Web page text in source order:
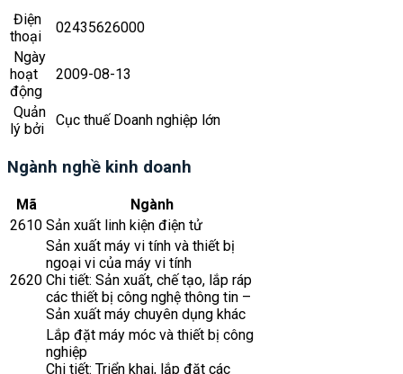
Điện
thoại
02435626000
Ngày
hoạt
động
2009-08-13
Quản
lý bởi
Cục thuế Doanh nghiệp lớn
Ngành nghề kinh doanh
Mã
Ngành
2610 Sản xuất linh kiện điện tử
2620
Sản xuất máy vi tính và thiết bị
ngoại vi của máy vi tính
Chi tiết: Sản xuất, chế tạo, lắp ráp
các thiết bị công nghệ thông tin –
Sản xuất máy chuyên dụng khác
Lắp đặt máy móc và thiết bị công
nghiệp
Chi tiết: Triển khai, lắp đặt các